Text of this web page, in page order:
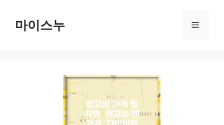
마이스누 메